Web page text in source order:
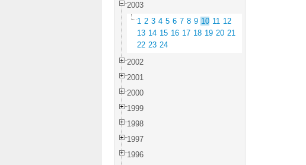
2003
1 2 3 4 5 6 7 8 9 10 11 12
13 14 15 16 17 18 19 20 21
22 23 24
2002
2001
2000
1999
1998
1997
1996